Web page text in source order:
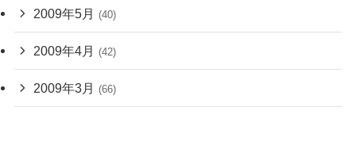
2009年5月 (40)
2009年4月 (42)
2009年3月 (66)